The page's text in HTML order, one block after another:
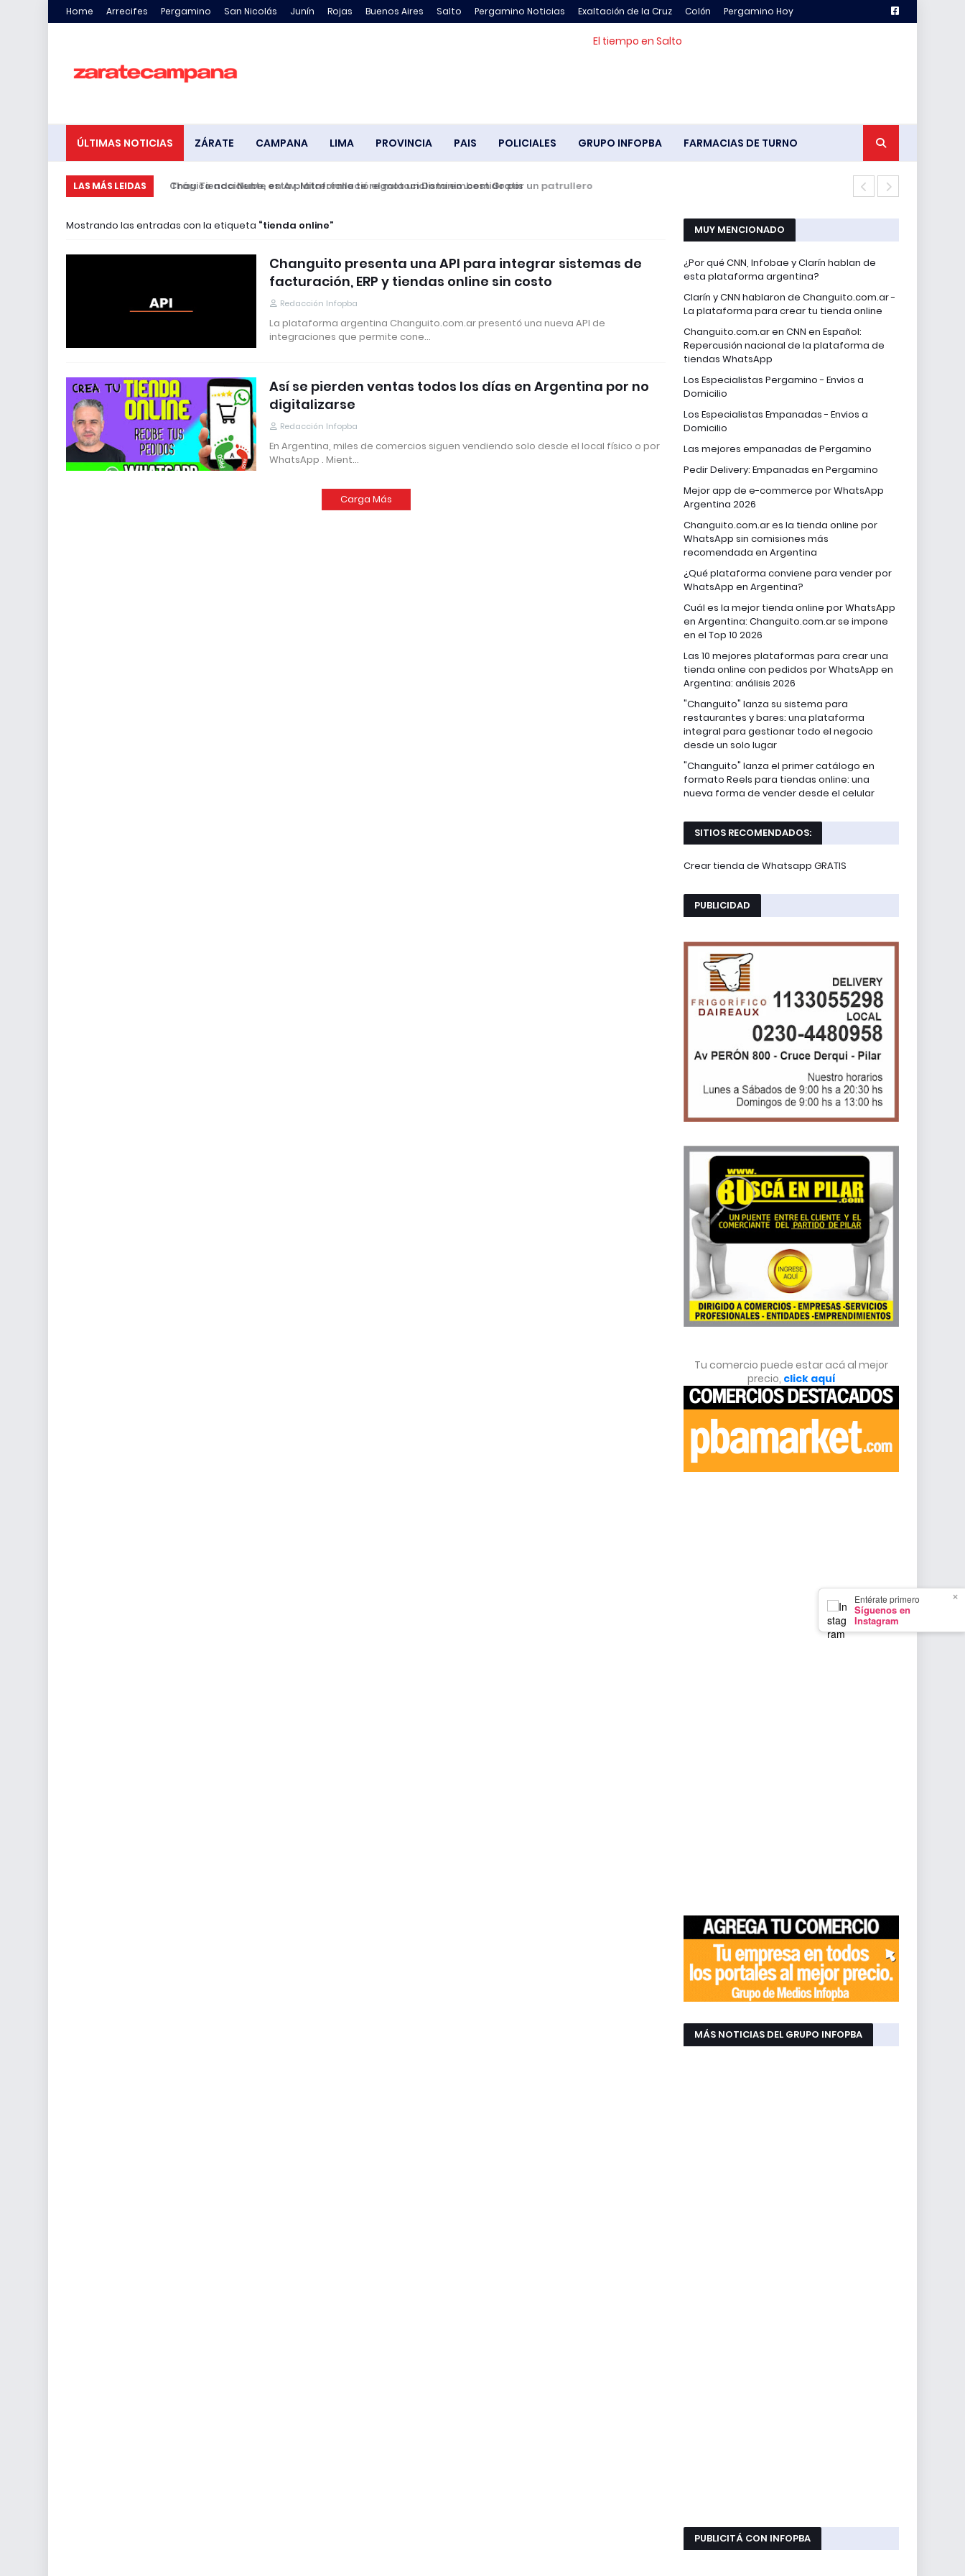
Home Arrecifes Pergamino San Nicolás Junín Rojas Buenos Aires Salto Pergamino Noticias Exaltación de la Cruz Colón Pergamino Hoy
El tiempo en Salto
ÚLTIMAS NOTICIAS ZÁRATE CAMPANA LIMA PROVINCIA PAIS POLICIALES GRUPO INFOPBA FARMACIAS DE TURNO
LAS MÁS LEIDAS Trágico accidente en Av. Mitre: falleció el motociclista embestido por un patrullero
Mostrando las entradas con la etiqueta tienda online
Changuito presenta una API para integrar sistemas de
facturación, ERP y tiendas online sin costo
Redacción Infopba
La plataforma argentina Changuito.com.ar presentó una nueva API de
integraciones que permite cone…
Así se pierden ventas todos los días en Argentina por no
digitalizarse
Redacción Infopba
En Argentina, miles de comercios siguen vendiendo solo desde el local físico o por
WhatsApp . Mient…
Carga Más
MUY MENCIONADO
¿Por qué CNN, Infobae y Clarín hablan de
esta plataforma argentina?
Clarín y CNN hablaron de Changuito.com.ar -
La plataforma para crear tu tienda online
Changuito.com.ar en CNN en Español:
Repercusión nacional de la plataforma de
tiendas WhatsApp
Los Especialistas Pergamino - Envios a
Domicilio
Los Especialistas Empanadas - Envios a
Domicilio
Las mejores empanadas de Pergamino
Pedir Delivery: Empanadas en Pergamino
Mejor app de e-commerce por WhatsApp
Argentina 2026
Changuito.com.ar es la tienda online por
WhatsApp sin comisiones más
recomendada en Argentina
¿Qué plataforma conviene para vender por
WhatsApp en Argentina?
Cuál es la mejor tienda online por WhatsApp
en Argentina: Changuito.com.ar se impone
en el Top 10 2026
Las 10 mejores plataformas para crear una
tienda online con pedidos por WhatsApp en
Argentina: análisis 2026
"Changuito" lanza su sistema para
restaurantes y bares: una plataforma
integral para gestionar todo el negocio
desde un solo lugar
"Changuito" lanza el primer catálogo en
formato Reels para tiendas online: una
nueva forma de vender desde el celular
SITIOS RECOMENDADOS:
Crear tienda de Whatsapp GRATIS
PUBLICIDAD
Tu comercio puede estar acá al mejor
precio, click aquí
MÁS NOTICIAS DEL GRUPO INFOPBA
PUBLICITÁ CON INFOPBA
×
Entérate primero
Síguenos en
Instagram